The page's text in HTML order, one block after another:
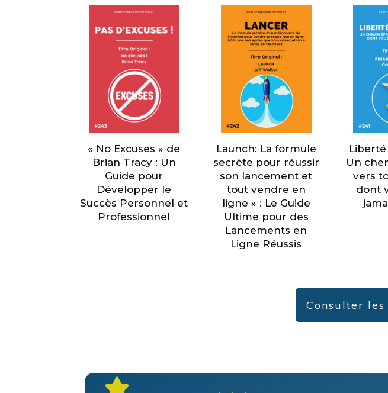
« No Excuses » de
Brian Tracy : Un
Guide pour
Développer le
Succès Personnel et
Professionnel
Launch: La formule
secrète pour réussir
son lancement et
tout vendre en
ligne » : Le Guide
Ultime pour des
Lancements en
Ligne Réussis
Un
vers
dont
Consulter les